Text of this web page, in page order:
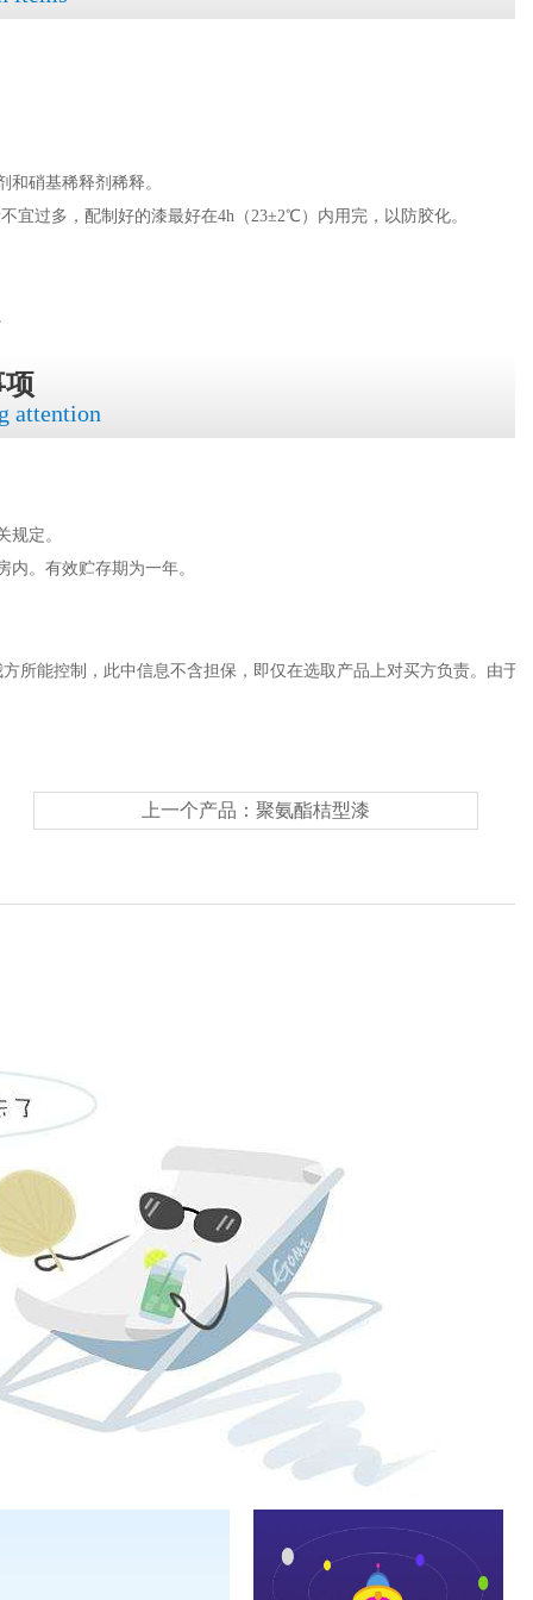
硝基稀释剂稀释。
宜过多，配制好的漆最好在4h（23±2℃）内用完，以防胶化。
attention
规定。
。有效贮存期为一年。
所能控制，此中信息不含担保，即仅在选取产品上对买方负责。由于
上一个产品：聚氨酯桔型漆